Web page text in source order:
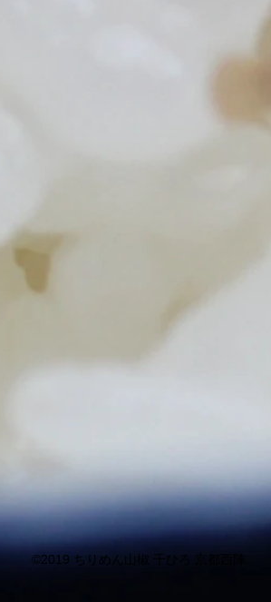
©︎2019 ちりめん山椒 千ひろ 京都西陣